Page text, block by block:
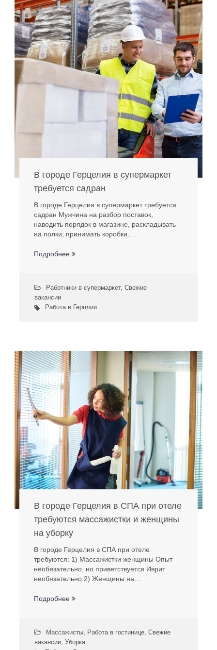
В городе Герцелия в супермаркет
требуется садран
В городе Герцелия в супермаркет требуется
садран Мужчина на разбор поставок,
наводить порядок в магазине, раскладывать
на полки, принимать коробки….
Подробнее
Работники в супермаркет, Свежие
вакансии
Работа в Герцлии
В городе Герцелия в СПА при отеле
требуются массажистки и женщины
на уборку
В городе Герцелия в СПА при отеле
требуются: 1) Массажистки женщины Опыт
необязательно, но приветствуется Иврит
необязательно 2) Женщины на…
Подробнее
Массажисты, Работа в гостинице, Свежие
вакансии, Уборка